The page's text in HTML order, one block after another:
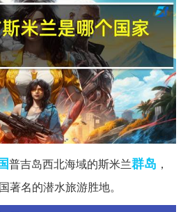
普吉岛西北海域的斯米兰群岛 ，
著名的潜水旅游胜地。